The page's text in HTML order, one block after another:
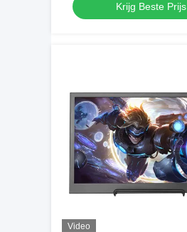
Krijg Beste Prijs
Video